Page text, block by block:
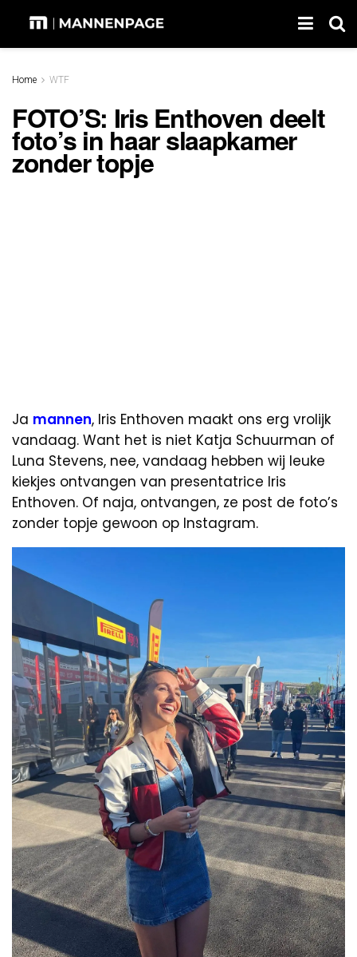
Home WTF
FOTO’S: Iris Enthoven deelt
foto’s in haar slaapkamer
zonder topje
Ja mannen, Iris Enthoven maakt ons erg vrolijk
vandaag. Want het is niet Katja Schuurman of
Luna Stevens, nee, vandaag hebben wij leuke
kiekjes ontvangen van presentatrice Iris
Enthoven. Of naja, ontvangen, ze post de foto’s
zonder topje gewoon op Instagram.